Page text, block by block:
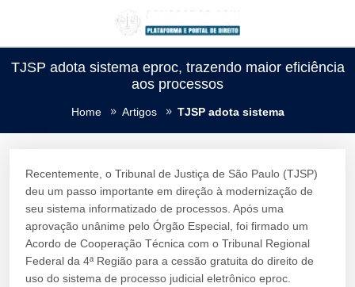
TJSP adota sistema eproc, trazendo maior eficiência
aos processos
Home Artigos TJSP adota sistema
Recentemente, o Tribunal de Justiça de São Paulo (TJSP)
deu um passo importante em direção à modernização de
seu sistema informatizado de processos. Após uma
aprovação unânime pelo Órgão Especial, foi firmado um
Acordo de Cooperação Técnica com o Tribunal Regional
Federal da 4ª Região para a cessão gratuita do direito de
uso do sistema de processo judicial eletrônico eproc.